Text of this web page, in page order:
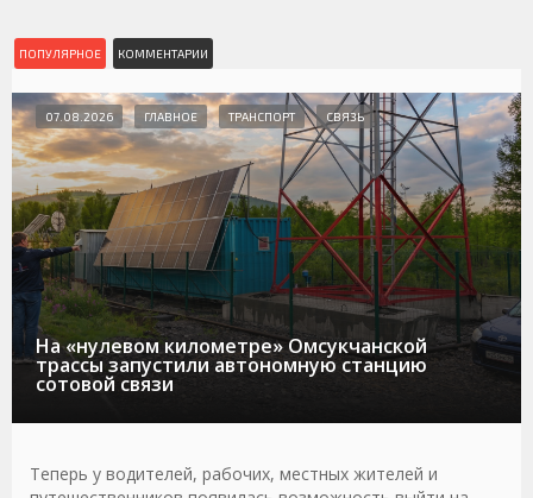
ПОПУЛЯРНОЕ КОММЕНТАРИИ
На «нулевом километре» Омсукчанской
трассы запустили автономную станцию
сотовой связи
07.08.2026 ГЛАВНОЕ ТРАНСПОРТ СВЯЗЬ
Теперь у водителей, рабочих, местных жителей и